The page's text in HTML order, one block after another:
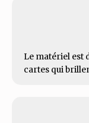
Le matériel est
cartes qui